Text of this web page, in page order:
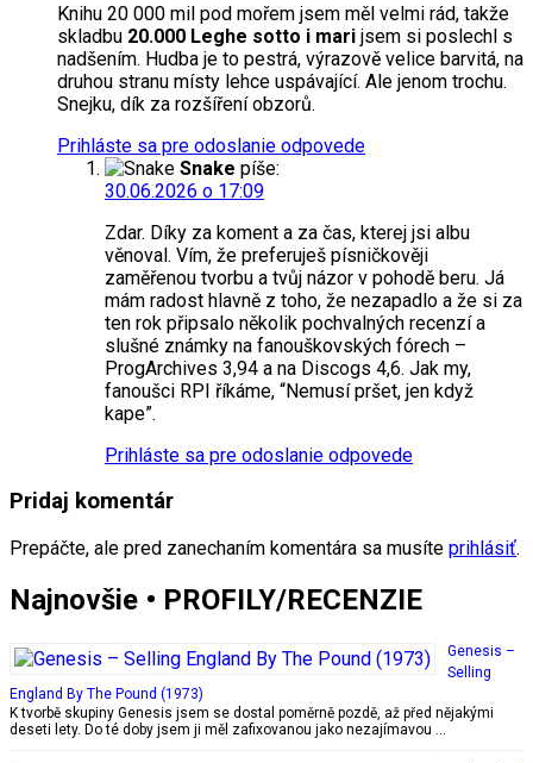
Knihu 20 000 mil pod mořem jsem měl velmi rád, takže
skladbu 20.000 Leghe sotto i mari jsem si poslechl s
nadšením. Hudba je to pestrá, výrazově velice barvitá, na
druhou stranu místy lehce uspávající. Ale jenom trochu.
Snejku, dík za rozšíření obzorů.
Prihláste sa pre odoslanie odpovede
Snake píše:
30.06.2026 o 17:09
Zdar. Díky za koment a za čas, kterej jsi albu
věnoval. Vím, že preferuješ písničkověji
zaměřenou tvorbu a tvůj názor v pohodě beru. Já
mám radost hlavně z toho, že nezapadlo a že si za
ten rok připsalo několik pochvalných recenzí a
slušné známky na fanouškovských fórech –
ProgArchives 3,94 a na Discogs 4,6. Jak my,
fanoušci RPI říkáme, “Nemusí pršet, jen když
kape”.
Prihláste sa pre odoslanie odpovede
Pridaj komentár
Prepáčte, ale pred zanechaním komentára sa musíte prihlásiť.
Najnovšie • PROFILY/RECENZIE
Genesis –
Selling
England By The Pound (1973)
K tvorbě skupiny Genesis jsem se dostal poměrně pozdě, až před nějakými
deseti lety. Do té doby jsem ji měl zafixovanou jako nezajímavou …